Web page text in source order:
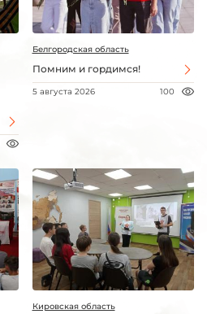
Белгородская область
Помним и гордимся!
5 августа 2026 100
Кировская область